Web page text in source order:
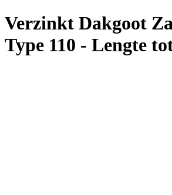
Verzinkt Dakgoot
Type 110 - Lengte